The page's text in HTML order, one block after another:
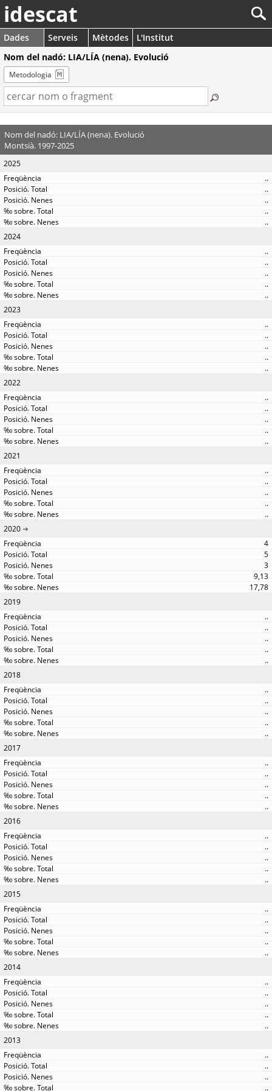
idescat
Dades Serveis Mètodes
L'Institut
Nom del nadó: LIA/LÍA (nena). Evolució
Metodologia
Nom del nadó: LIA/LÍA (nena). Evolució
Montsià. 1997-2025
2025
..
..
..
..
..
2024
..
..
..
..
..
2023
..
..
..
..
..
2022
..
..
..
..
..
2021
..
..
..
..
..
2020
4
5
3
9,13
17,78
2019
..
..
..
..
..
2018
..
..
..
..
..
2017
..
..
..
..
..
2016
..
..
..
..
..
2015
..
..
..
..
..
2014
..
..
..
..
..
2013
..
..
..
..